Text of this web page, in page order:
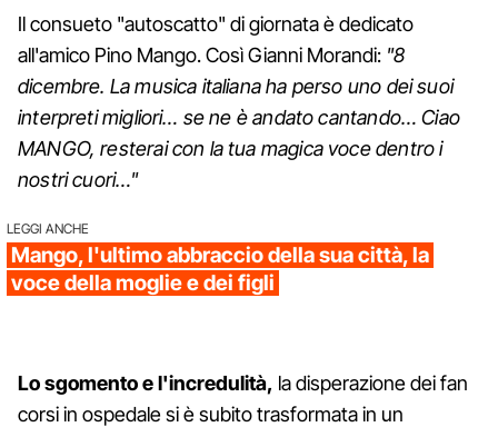
Il consueto "autoscatto" di giornata è dedicato
all'amico Pino Mango. Così Gianni Morandi: "8
dicembre. La musica italiana ha perso uno dei suoi
interpreti migliori… se ne è andato cantando… Ciao
MANGO, resterai con la tua magica voce dentro i
nostri cuori…"
LEGGI ANCHE
Mango, l'ultimo abbraccio della sua città, la
voce della moglie e dei figli
Lo sgomento e l'incredulità, la disperazione dei fan
corsi in ospedale si è subito trasformata in un